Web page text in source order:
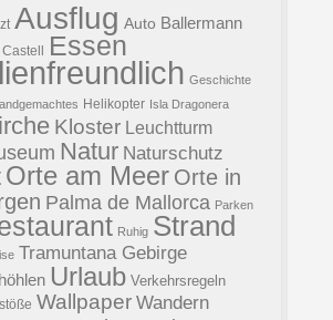
Ausflug Auto Ballermann
Castell Essen
Geschichte
Helikopter Isla Dragonera
Kloster Leuchtturm
Natur Naturschutz
Orte am Meer Orte in
Palma de Mallorca Parken
Ruhig Strand
Tramuntana Gebirge
Urlaub Verkehrsregeln
Wallpaper Wandern